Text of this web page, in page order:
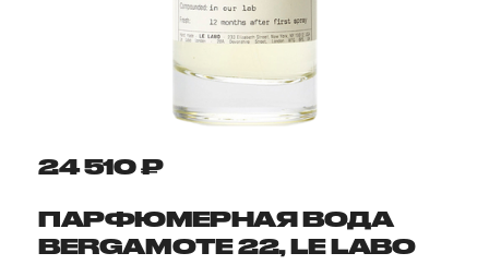
24 510 ₽
ПАРФЮМЕРНАЯ ВОДА
BERGAMOTE 22, LE LABO